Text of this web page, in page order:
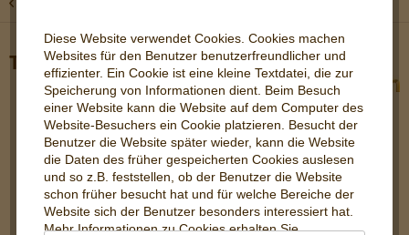
Diese Website verwendet Cookies. Cookies machen
Websites für den Benutzer benutzerfreundlicher und
effizienter. Ein Cookie ist eine kleine Textdatei, die zur
Speicherung von Informationen dient. Beim Besuch
einer Website kann die Website auf dem Computer des
Website-Besuchers ein Cookie platzieren. Besucht der
Benutzer die Website später wieder, kann die Website
die Daten des früher gespeicherten Cookies auslesen
und so z.B. feststellen, ob der Benutzer die Website
schon früher besucht hat und für welche Bereiche der
Website sich der Benutzer besonders interessiert hat.
Mehr Informationen zu Cookies erhalten Sie
Tragegestell Rock Canyon